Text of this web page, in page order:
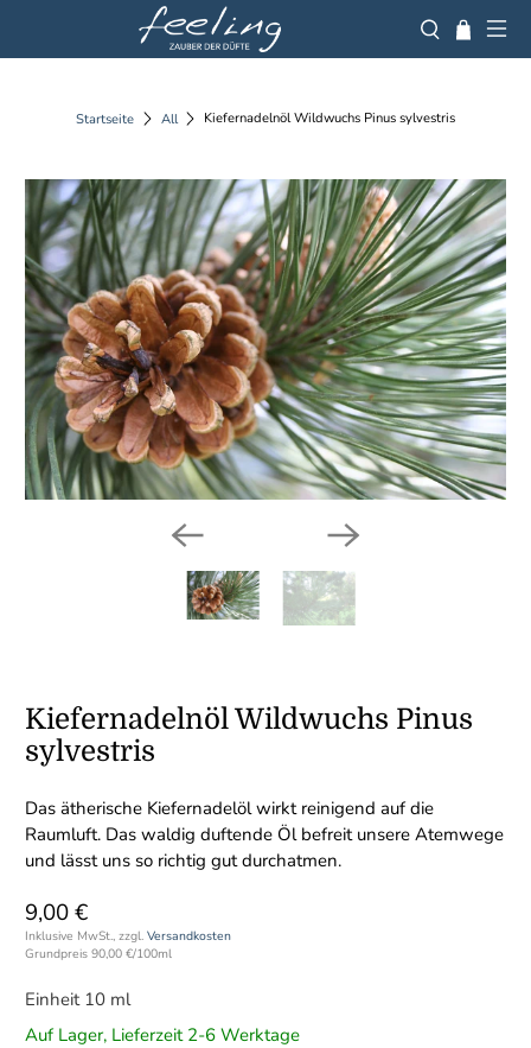
Startseite All Kiefernadelnöl Wildwuchs Pinus sylvestris
Kiefernadelnöl Wildwuchs Pinus
sylvestris
Das ätherische Kiefernadelöl wirkt reinigend auf die
Raumluft. Das waldig duftende Öl befreit unsere Atemwege
und lässt uns so richtig gut durchatmen.
9,00 €
Inklusive MwSt., zzgl.Versandkosten
Grundpreis 90,00 €/100ml
Einheit 10 ml
Auf Lager, Lieferzeit 2-6 Werktage